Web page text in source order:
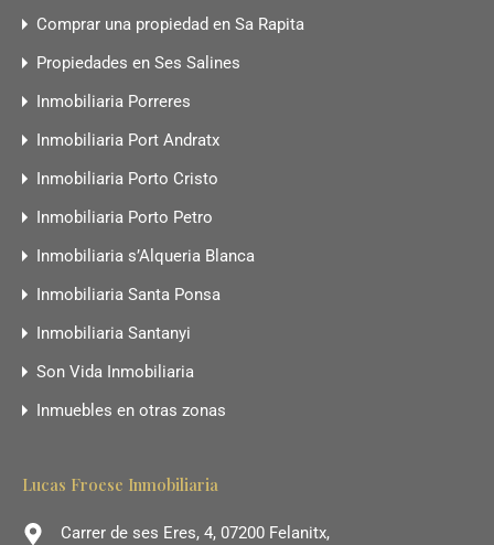
Comprar una propiedad en Sa Rapita
Propiedades en Ses Salines
Inmobiliaria Porreres
Inmobiliaria Port Andratx
Inmobiliaria Porto Cristo
Inmobiliaria Porto Petro
Inmobiliaria s’Alqueria Blanca
Inmobiliaria Santa Ponsa
Inmobiliaria Santanyi
Son Vida Inmobiliaria
Inmuebles en otras zonas
Lucas Froese Inmobiliaria
Carrer de ses Eres, 4, 07200 Felanitx,